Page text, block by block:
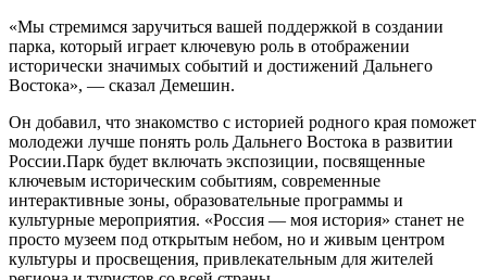
«Мы стремимся заручиться вашей поддержкой в создании
парка, который играет ключевую роль в отображении
исторически значимых событий и достижений Дальнего
Востока», — сказал Демешин.
Он добавил, что знакомство с историей родного края поможет
молодежи лучше понять роль Дальнего Востока в развитии
России.Парк будет включать экспозиции, посвященные
ключевым историческим событиям, современные
интерактивные зоны, образовательные программы и
культурные мероприятия. «Россия — моя история» станет не
просто музеем под открытым небом, но и живым центром
культуры и просвещения, привлекательным для жителей